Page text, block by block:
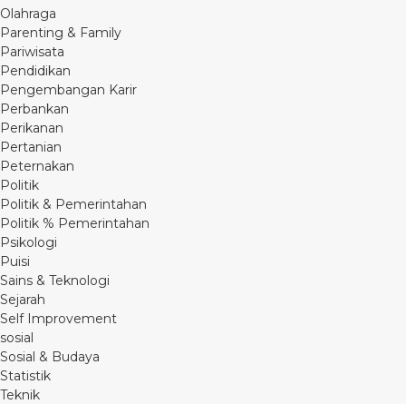
Olahraga
Parenting & Family
Pariwisata
Pendidikan
Pengembangan Karir
Perbankan
Perikanan
Pertanian
Peternakan
Politik
Politik & Pemerintahan
Politik % Pemerintahan
Psikologi
Puisi
Sains & Teknologi
Sejarah
Self Improvement
sosial
Sosial & Budaya
Statistik
Teknik